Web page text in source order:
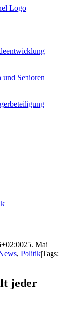
Senioren
25. Mai
, Politik|Tags:
jeder